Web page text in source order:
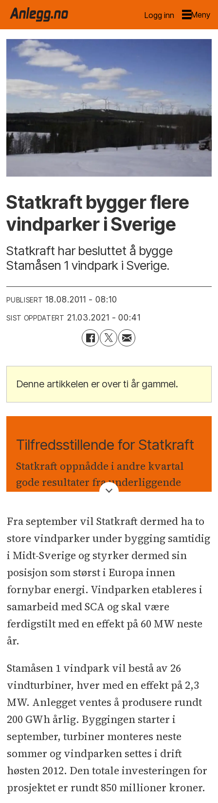
Logg inn
Statkraft bygger flere
vindparker i Sverige
Statkraft har besluttet å bygge
Stamåsen 1 vindpark i Sverige.
PUBLISERT 18.08.2011 - 08:10
SIST OPPDATERT 21.03.2021 - 00:41
Denne artikkelen er over ti år gammel.
Tilfredsstillende for Statkraft
Statkraft oppnådde i andre kvartal
gode resultater fra underliggende
men høyere priser ble
underliggende* driftsresultat før
avskrivninger (EBITDA) 1822
millioner kroner sammenlignet med
1733 millioner kroner i tilsvarende
kvartal i fjor. Som en følge av
urealiserte verdiendringer på
kraftkontrakter og nedskrivning av
aksjeporteføljen i E.ON AG, ble det
millioner kroner, sammenlignet med
1063 millioner kroner i andre kvartal
2010.
- Resultatet fra driften er
tilfredsstillende, men
regnskapsresultatet er negativt
grunnet urealiserte verdiendringer
og nedskrivning av aksjene i E.ON.
Fra september vil Statkraft dermed ha to
store vindparker under bygging samtidig
i Midt-Sverige og styrker dermed sin
posisjon som størst i Europa innen
fornybar energi. Vindparken etableres i
samarbeid med SCA og skal være
ferdigstilt med en effekt på 60 MW neste
år.
Stamåsen 1 vindpark vil bestå av 26
vindturbiner, hver med en effekt på 2,3
MW. Anlegget ventes å produsere rundt
200 GWh årlig. Byggingen starter i
september, turbiner monteres neste
sommer og vindparken settes i drift
høsten 2012. Den totale investeringen for
prosjektet er rundt 850 millioner kroner.